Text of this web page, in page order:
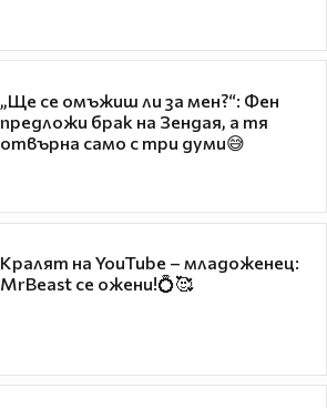
„Ще се омъжиш ли за мен?“: Фен
предложи брак на Зендая, а тя
отвърна само с три думи😅
Кралят на YouTube – младоженец:
MrBeast се ожени!💍🥰